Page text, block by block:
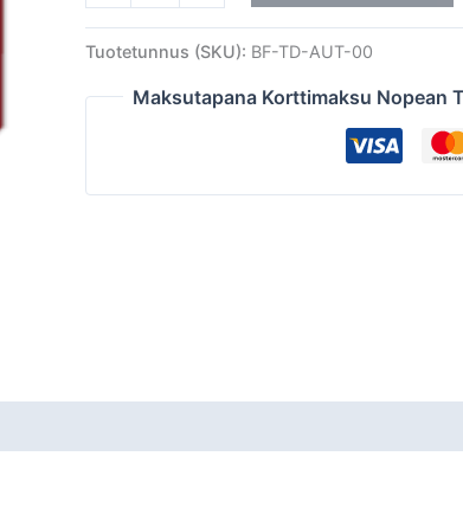
Tuotetunnus (SKU): BF-TD-AUT-00
Maksutapana Korttimaksu Nopean